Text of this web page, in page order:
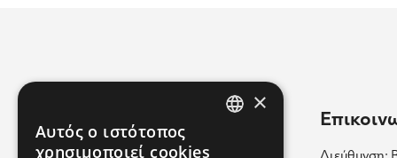
Χρήσιμοι Σύνδεσμοι
×
Αυτός ο ιστότοπος
χρησιμοποιεί cookies